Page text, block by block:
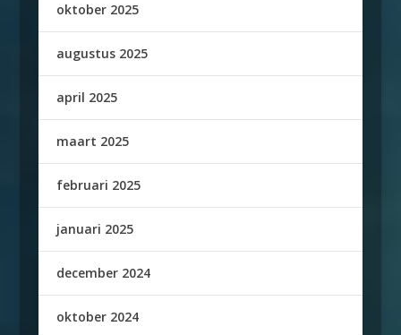
oktober 2025
augustus 2025
april 2025
maart 2025
februari 2025
januari 2025
december 2024
oktober 2024